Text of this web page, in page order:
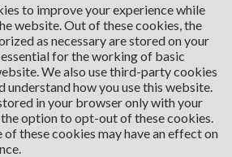
to improve your experience while
website. Out of these cookies, the
as necessary are stored on your
for the working of basic
We also use third-party cookies
understand how you use this website.
in your browser only with your
the option to opt-out of these cookies.
these cookies may have an effect on